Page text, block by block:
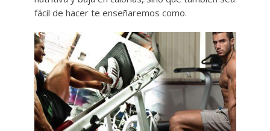
fácil de hacer te enseñaremos como.